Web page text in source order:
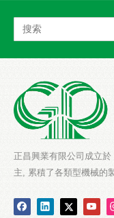
正昌興業有限公司成立
主, 累積了各類型機械的